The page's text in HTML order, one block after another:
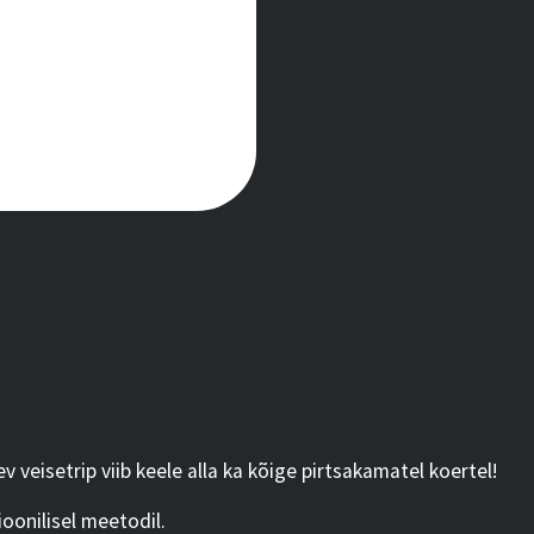
veisetrip viib keele alla ka kõige pirtsakamatel koertel!
meetodil.